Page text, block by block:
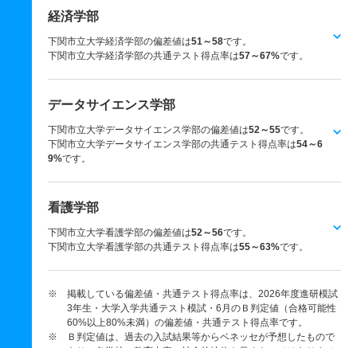
経済学部
下関市立大学経済学部の偏差値は51～58です。
下関市立大学経済学部の共通テスト得点率は57～67%です。
データサイエンス学部
下関市立大学データサイエンス学部の偏差値は52～55です。
下関市立大学データサイエンス学部の共通テスト得点率は54～6
9%です。
看護学部
下関市立大学看護学部の偏差値は52～56です。
下関市立大学看護学部の共通テスト得点率は55～63%です。
※ 掲載している偏差値・共通テスト得点率は、2026年度進研模試
3年生・大学入学共通テスト模試・6月のＢ判定値（合格可能性
60%以上80%未満）の偏差値・共通テスト得点率です。
※ Ｂ判定値は、過去の入試結果等からベネッセが予想したもので